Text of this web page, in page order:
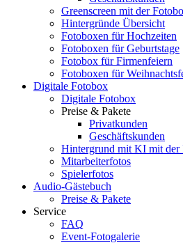
Greenscreen mit der
Hintergründe Übersicht
Fotoboxen für Hochzeiten
Fotoboxen für Geburtstage
Fotobox für Firmenfeiern
Fotoboxen für
Digitale Fotobox
Digitale Fotobox
Preise & Pakete
Privatkunden
Geschäftskunden
Hintergrund mit KI mit der
Mitarbeiterfotos
Spielerfotos
Audio-Gästebuch
Preise & Pakete
Service
FAQ
Event-Fotogalerie